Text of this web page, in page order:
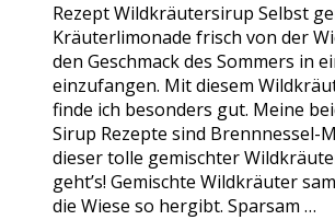
Rezept Wildkräutersirup Selbst
Kräuterlimonade frisch von der
den Geschmack des Sommers in
einzufangen. Mit diesem
finde ich besonders gut. Meine
Sirup Rezepte sind Brennnessel-
dieser tolle gemischter
geht’s! Gemischte Wildkräuter
die Wiese so hergibt. Sparsam …